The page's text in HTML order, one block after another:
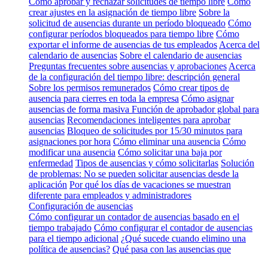
crear ajustes en la asignación de tiempo libre Sobre la
solicitud de ausencias durante un período bloqueado Cómo
configurar períodos bloqueados para tiempo libre Cómo
exportar el informe de ausencias de tus empleados Acerca del
calendario de ausencias Sobre el calendario de ausencias
Preguntas frecuentes sobre ausencias y aprobaciones Acerca
de la configuración del tiempo libre: descripción general
Sobre los permisos remunerados Cómo crear tipos de
ausencia para cierres en toda la empresa Cómo asignar
ausencias de forma masiva Función de aprobador global para
ausencias Recomendaciones inteligentes para aprobar
ausencias Bloqueo de solicitudes por 15/30 minutos para
asignaciones por hora Cómo eliminar una ausencia Cómo
modificar una ausencia Cómo solicitar una baja por
enfermedad Tipos de ausencias y cómo solicitarlas Solución
de problemas: No se pueden solicitar ausencias desde la
aplicación Por qué los días de vacaciones se muestran
diferente para empleados y administradores
Configuración de ausencias
Cómo configurar un contador de ausencias basado en el
tiempo trabajado Cómo configurar el contador de ausencias
para el tiempo adicional ¿Qué sucede cuando elimino una
política de ausencias? Qué pasa con las ausencias que